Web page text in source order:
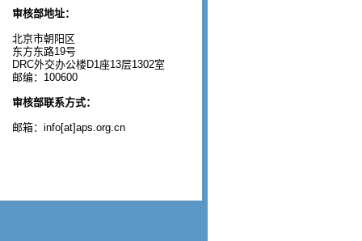
审核部地址：
北京市朝阳区
东方东路19号
DRC外交办公楼D1座13层1302室
邮编：100600
审核部联系方式：
邮箱：info[at]aps.org.cn